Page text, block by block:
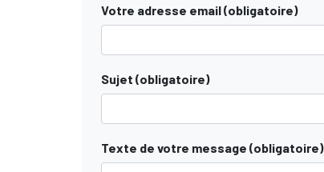
Votre adresse email (obligatoire)
Sujet (obligatoire)
Texte de votre message (obligatoire)